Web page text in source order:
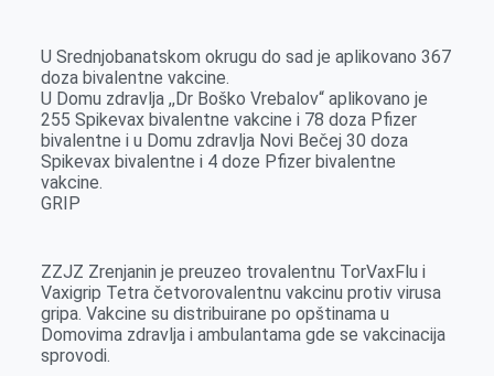
U Srednjobanatskom okrugu do sad je aplikovano 367
doza bivalentne vakcine.
U Domu zdravlja ,,Dr Boško Vrebalov“ aplikovano je
255 Spikevax bivalentne vakcine i 78 doza Pfizer
bivalentne i u Domu zdravlja Novi Bečej 30 doza
Spikevax bivalentne i 4 doze Pfizer bivalentne
vakcine.
GRIP
ZZJZ Zrenjanin je preuzeo trovalentnu TorVaxFlu i
Vaxigrip Tetra četvorovalentnu vakcinu protiv virusa
gripa. Vakcine su distribuirane po opštinama u
Domovima zdravlja i ambulantama gde se vakcinacija
sprovodi.